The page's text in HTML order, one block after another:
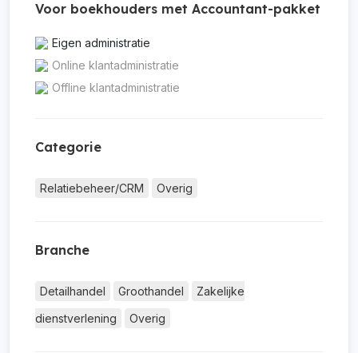
Voor boekhouders met Accountant-pakket
Eigen administratie
Online klantadministratie
Offline klantadministratie
Categorie
Relatiebeheer/CRM Overig
Branche
Detailhandel Groothandel
Zakelijke
dienstverlening
Overig